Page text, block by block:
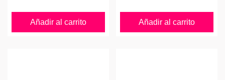
Añadir al carrito Añadir al carrito